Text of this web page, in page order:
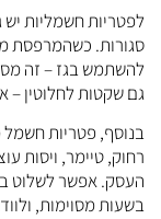
לפטריות חשמליות יש
סגורות. כשהמרפסת
להשתמש בגז – זה
גם שקטות לחלוטין –
בנוסף, פטריות חשמל
רחוק, טיימר, ויסות
העסק. אפשר לשלוט
בשעות מסוימות,